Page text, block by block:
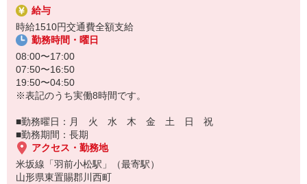
★★履歴書・証明写真は不要！★★
また、ご登録済の方はお仕事の紹介がスムーズです。
ご応募お待ちしています。
給与
時給1510円交通費全額支給
勤務時間・曜日
08:00〜17:00
07:50〜16:50
19:50〜04:50
※表記のうち実働8時間です。
■勤務曜日：月 火 水 木 金 土 日 祝
■勤務期間：長期
アクセス・勤務地
米坂線「羽前小松駅」（最寄駅）
山形県東置賜郡川西町